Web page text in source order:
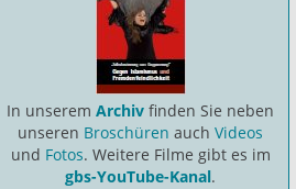
In unseremArchiv finden Sie neben
unseren Broschüren auch Videos
und Fotos. Weitere Filme gibt es im
gbs-YouTube-Kanal.